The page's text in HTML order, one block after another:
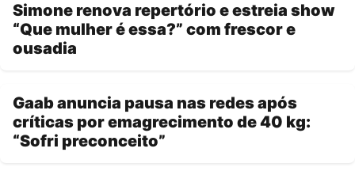
Simone renova repertório e estreia show
“Que mulher é essa?” com frescor e
ousadia
Gaab anuncia pausa nas redes após
críticas por emagrecimento de 40 kg:
“Sofri preconceito”